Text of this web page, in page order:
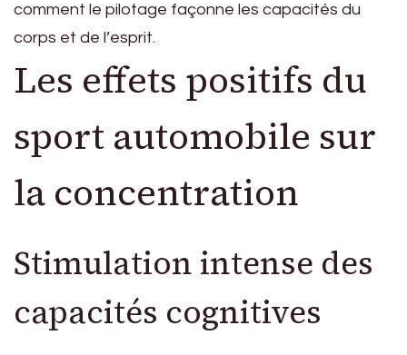
comment le pilotage façonne les capacités du
corps et de l’esprit.
Les effets positifs du
sport automobile sur
la concentration
Stimulation intense des
capacités cognitives